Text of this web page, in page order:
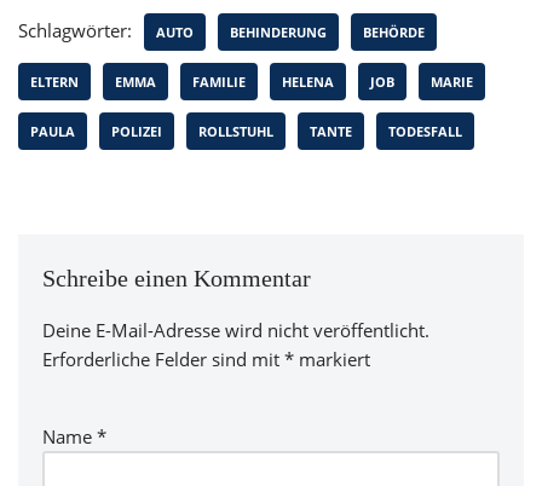
Schlagwörter: AUTO BEHINDERUNG BEHÖRDE
ELTERN EMMA FAMILIE HELENA JOB MARIE
PAULA POLIZEI ROLLSTUHL TANTE TODESFALL
Schreibe einen Kommentar
Deine E-Mail-Adresse wird nicht veröffentlicht.
Erforderliche Felder sind mit * markiert
Name *